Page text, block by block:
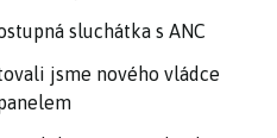
sluchátka s ANC
jsme nového vládce